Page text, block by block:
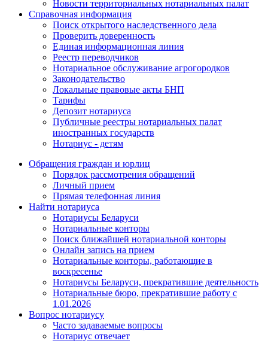
Новости территориальных нотариальных палат
Справочная информация
Поиск открытого наследственного дела
Проверить доверенность
Единая информационная линия
Реестр переводчиков
Нотариальное обслуживание агрогородков
Законодательство
Локальные правовые акты БНП
Тарифы
Депозит нотариуса
Публичные реестры нотариальных палат
иностранных государств
Нотариус - детям
Обращения граждан и юрлиц
Порядок рассмотрения обращений
Личный прием
Прямая телефонная линия
Найти нотариуса
Нотариусы Беларуси
Нотариальные конторы
Поиск ближайшей нотариальной конторы
Онлайн запись на прием
Нотариальные конторы, работающие в
воскресенье
Нотариусы Беларуси, прекратившие деятельность
Нотариальные бюро, прекратившие работу с
1.01.2026
Вопрос нотариусу
Часто задаваемые вопросы
Нотариус отвечает